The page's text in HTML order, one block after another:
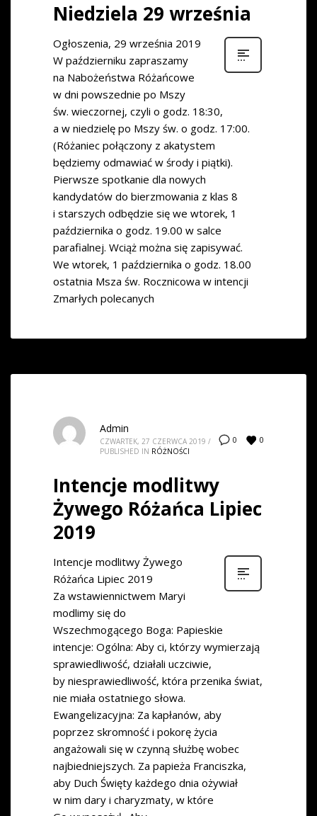
Niedziela 29 września
Ogłoszenia, 29 września 2019
W październiku zapraszamy
na Nabożeństwa Różańcowe
w dni powszednie po Mszy
św. wieczornej, czyli o godz. 18:30,
a w niedzielę po Mszy św. o godz. 17:00.
(Różaniec połączony z akatystem
będziemy odmawiać w środy i piątki).
Pierwsze spotkanie dla nowych
kandydatów do bierzmowania z klas 8
i starszych odbędzie się we wtorek, 1
października o godz. 19.00 w salce
parafialnej. Wciąż można się zapisywać.
We wtorek, 1 października o godz. 18.00
ostatnia Msza św. Rocznicowa w intencji
Zmarłych polecanych
0 0
Admin
CZWARTEK, 27 CZERWCA 2019 /
PUBLISHED IN RÓŻNOŚCI
Intencje modlitwy
Żywego Różańca Lipiec
2019
Intencje modlitwy Żywego
Różańca Lipiec 2019
Za wstawiennictwem Maryi
modlimy się do
Wszechmogącego Boga: Papieskie
intencje: Ogólna: Aby ci, którzy wymierzają
sprawiedliwość, działali uczciwie,
by niesprawiedliwość, która przenika świat,
nie miała ostatniego słowa.
Ewangelizacyjna: Za kapłanów, aby
poprzez skromność i pokorę życia
angażowali się w czynną służbę wobec
najbiedniejszych. Za papieża Franciszka,
aby Duch Święty każdego dnia ożywiał
w nim dary i charyzmaty, w które